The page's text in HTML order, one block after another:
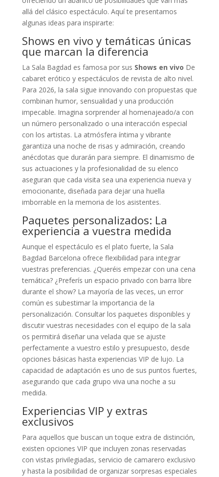
allá del clásico espectáculo. Aquí te presentamos
algunas ideas para inspirarte:
Shows en vivo y temáticas únicas
que marcan la diferencia
La Sala Bagdad es famosa por sus Shows en vivo De
cabaret erótico y espectáculos de revista de alto nivel.
Para 2026, la sala sigue innovando con propuestas que
combinan humor, sensualidad y una producción
impecable. Imagina sorprender al homenajeado/a con
un número personalizado o una interacción especial
con los artistas. La atmósfera íntima y vibrante
garantiza una noche de risas y admiración, creando
anécdotas que durarán para siempre. El dinamismo de
sus actuaciones y la profesionalidad de su elenco
aseguran que cada visita sea una experiencia nueva y
emocionante, diseñada para dejar una huella
imborrable en la memoria de los asistentes.
Paquetes personalizados: La
experiencia a vuestra medida
Aunque el espectáculo es el plato fuerte, la Sala
Bagdad Barcelona ofrece flexibilidad para integrar
vuestras preferencias. ¿Queréis empezar con una cena
temática? ¿Preferís un espacio privado con barra libre
durante el show? La mayoría de las veces, un error
común es subestimar la importancia de la
personalización. Consultar los paquetes disponibles y
discutir vuestras necesidades con el equipo de la sala
os permitirá diseñar una velada que se ajuste
perfectamente a vuestro estilo y presupuesto, desde
opciones básicas hasta experiencias VIP de lujo. La
capacidad de adaptación es uno de sus puntos fuertes,
asegurando que cada grupo viva una noche a su
medida.
Experiencias VIP y extras
exclusivos
Para aquellos que buscan un toque extra de distinción,
existen opciones VIP que incluyen zonas reservadas
con vistas privilegiadas, servicio de camarero exclusivo
y hasta la posibilidad de organizar sorpresas especiales